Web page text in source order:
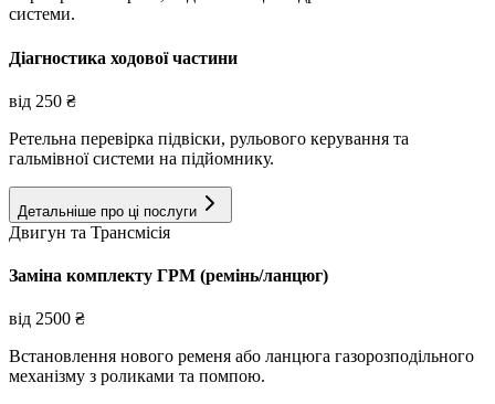
системи.
Діагностика ходової частини
від 250 ₴
Ретельна перевірка підвіски, рульового керування та
гальмівної системи на підйомнику.
Детальніше про ці послуги
Двигун та Трансмісія
Заміна комплекту ГРМ (ремінь/ланцюг)
від 2500 ₴
Встановлення нового ременя або ланцюга газорозподільного
механізму з роликами та помпою.